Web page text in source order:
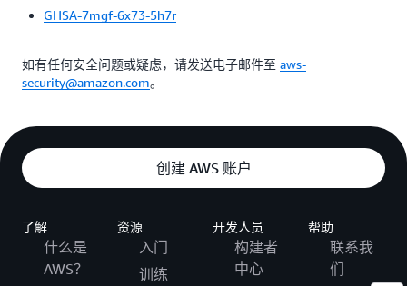
GHSA-7mgf-6x73-5h7r
如有任何安全问题或疑虑，请发送电子邮件至 aws-
security@amazon.com。
创建 AWS 账户
了解
什么是
AWS？
资源
入门
训练
开发人员
构建者
中心
帮助
联系我
们